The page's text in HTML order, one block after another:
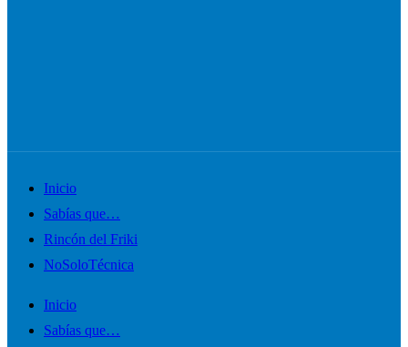
Alternar
menú
móvil
Inicio
Sabías que…
Rincón del Friki
NoSoloTécnica
Inicio
Sabías que…